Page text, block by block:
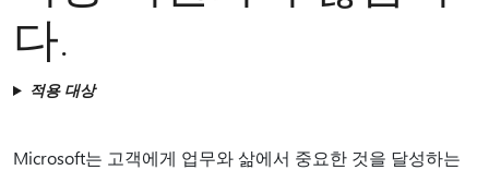
다.
적용 대상
Microsoft는 고객에게 업무와 삶에서 중요한 것을 달성하는